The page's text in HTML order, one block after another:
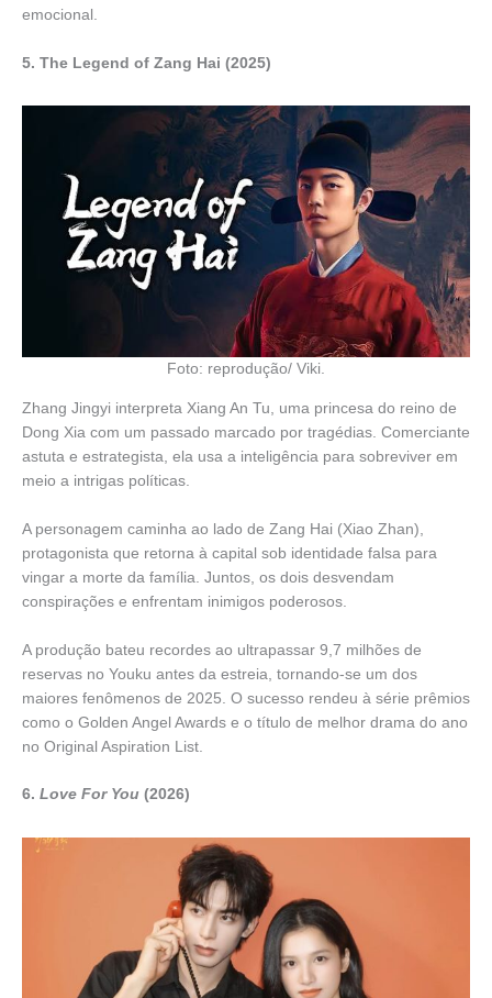
emocional.
5. The Legend of Zang Hai (2025)
Foto: reprodução/ Viki.
Zhang Jingyi interpreta Xiang An Tu, uma princesa do reino de
Dong Xia com um passado marcado por tragédias. Comerciante
astuta e estrategista, ela usa a inteligência para sobreviver em
meio a intrigas políticas.
A personagem caminha ao lado de Zang Hai (Xiao Zhan),
protagonista que retorna à capital sob identidade falsa para
vingar a morte da família. Juntos, os dois desvendam
conspirações e enfrentam inimigos poderosos.
A produção bateu recordes ao ultrapassar 9,7 milhões de
reservas no Youku antes da estreia, tornando-se um dos
maiores fenômenos de 2025. O sucesso rendeu à série prêmios
como o Golden Angel Awards e o título de melhor drama do ano
no Original Aspiration List.
6. Love For You (2026)